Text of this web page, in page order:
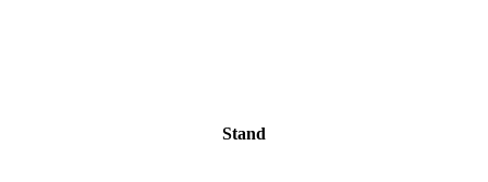
Stand